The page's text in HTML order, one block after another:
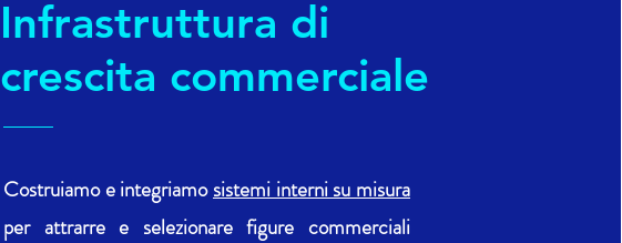
Infrastruttura di
crescita commerciale
Costruiamo e integriamosistemi interni su misura
per attrarre e selezionare figure commerciali